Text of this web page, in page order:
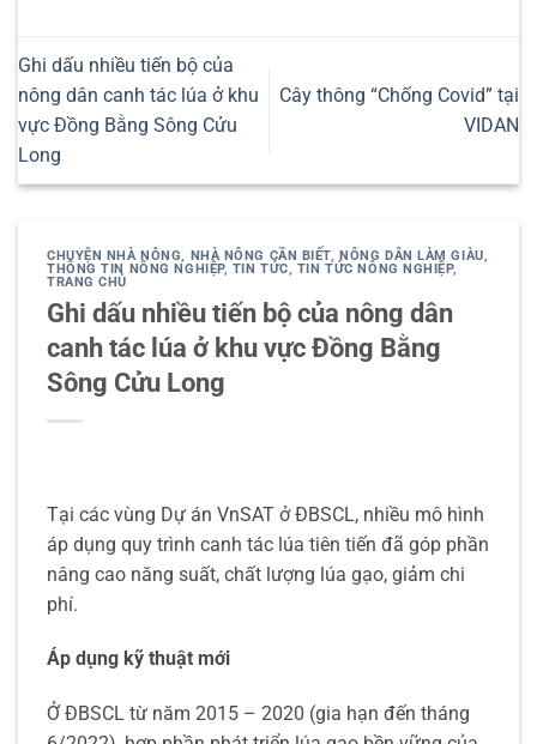
Ghi dấu nhiều tiến bộ của
nông dân canh tác lúa ở khu
vực Đồng Bằng Sông Cửu
Long
Cây thông “Chống Covid” tại
VIDAN
CHUYỆN NHÀ NÔNG, NHÀ NÔNG CẦN BIẾT,NÔNG DÂN LÀM GIÀU,
THÔNG TIN NÔNG NGHIỆP, TIN TỨC, TIN TỨC NÔNG NGHIỆP,
TRANG CHỦ
Ghi dấu nhiều tiến bộ của nông dân
canh tác lúa ở khu vực Đồng Bằng
Sông Cửu Long
Tại các vùng Dự án VnSAT ở ĐBSCL, nhiều mô hình
áp dụng quy trình canh tác lúa tiên tiến đã góp phần
nâng cao năng suất, chất lượng lúa gạo, giảm chi
phí.
Áp dụng kỹ thuật mới
Ở ĐBSCL từ năm 2015 – 2020 (gia hạn đến tháng